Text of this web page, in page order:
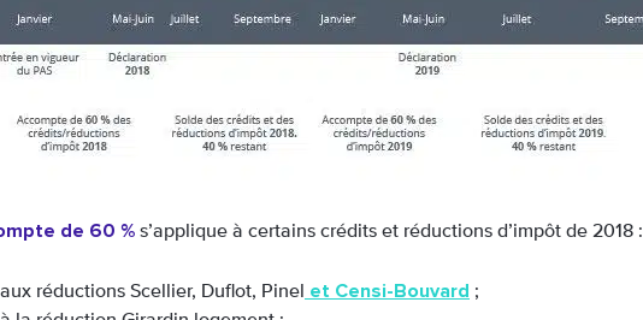
de 60 % s’applique à certains crédits et réductions d’impôt de 2018 :
aux réductions Scellier, Duflot, Pinel et Censi-Bouvard ;